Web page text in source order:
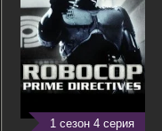
1 сезон 4 серия